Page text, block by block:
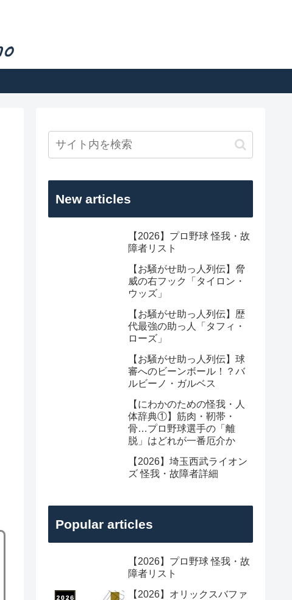
New articles
【2026】プロ野球 怪我・故
障者リスト
【お騒がせ助っ人列伝】脅
威の右フック「タイロン・
ウッズ」
【お騒がせ助っ人列伝】歴
代最強の助っ人「タフィ・
ローズ」
【お騒がせ助っ人列伝】球
審へのビーンボール！？バ
ルビーノ・ガルベス
【にわかのための怪我・人
体辞典①】筋肉・靭帯・
骨…プロ野球選手の「離
脱」はどれが一番厄介か
【2026】埼玉西武ライオン
ズ 怪我・故障者詳細
Popular articles
【2026】プロ野球 怪我・故
障者リスト
【2026】オリックスバファ